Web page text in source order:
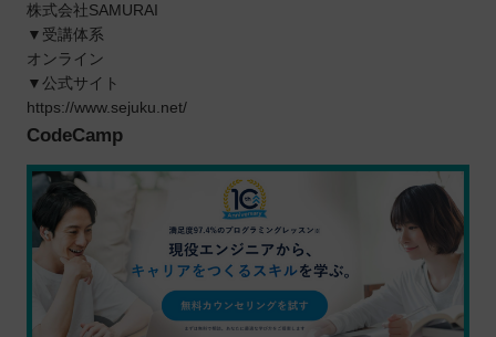
株式会社SAMURAI
▼受講体系
オンライン
▼公式サイト
https://www.sejuku.net/
CodeCamp